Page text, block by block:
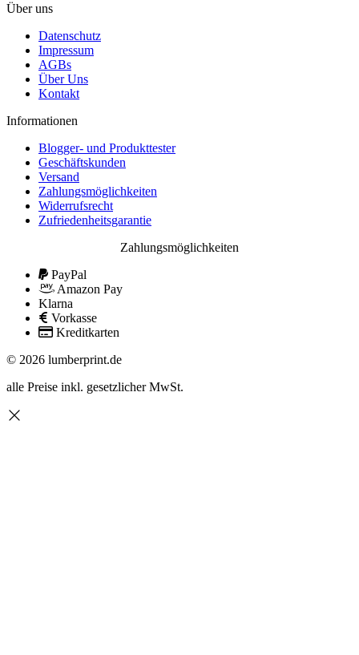
Über uns
Datenschutz
Impressum
AGBs
Über Uns
Kontakt
Informationen
Blogger- und Produkttester
Geschäftskunden
Versand
Zahlungsmöglichkeiten
Widerrufsrecht
Zufriedenheitsgarantie
Zahlungsmöglichkeiten
PayPal
Amazon Pay
Klarna
Vorkasse
Kreditkarten
© 2026 lumberprint.de
alle Preise inkl. gesetzlicher MwSt.